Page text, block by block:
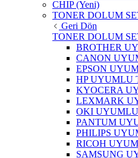
CHIP (Yeni)
TONER DOLUM
Geri Dön
TONER DOLUM
BROTHER
CANON
EPSON
HP UYUMLU
KYOCERA
LEXMARK
OKI UYUMLU
PANTUM
PHILIPS
RICOH
SAMSUNG